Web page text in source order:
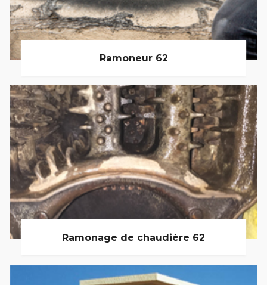
Ramoneur 62
Ramonage de chaudière 62